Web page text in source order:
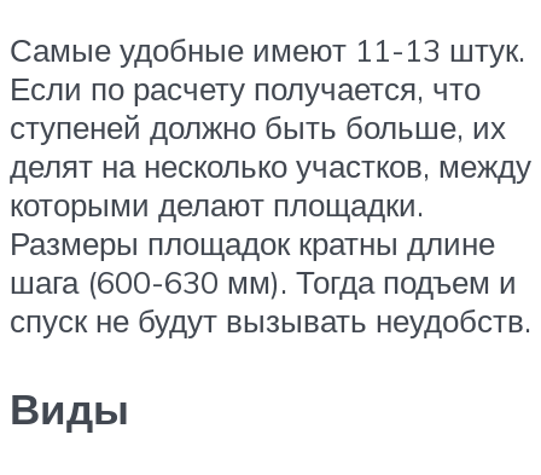
Самые удобные имеют 11-13 штук.
Если по расчету получается, что
ступеней должно быть больше, их
делят на несколько участков, между
которыми делают площадки.
Размеры площадок кратны длине
шага (600-630 мм). Тогда подъем и
спуск не будут вызывать неудобств.
Виды